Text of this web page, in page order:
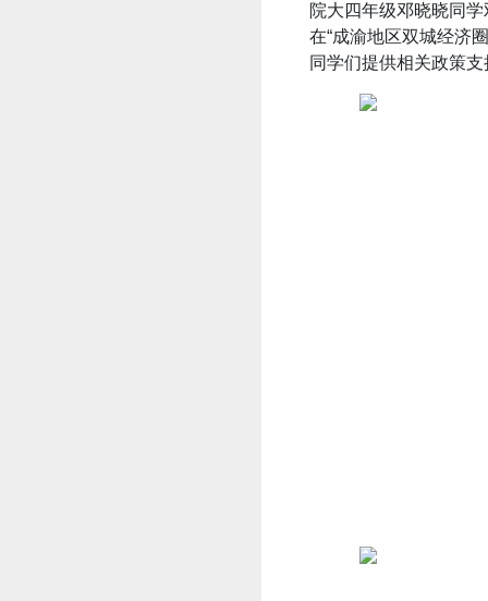
院大四年级邓晓晓同
在“成渝地区双城经济
同学们提供相关政策支